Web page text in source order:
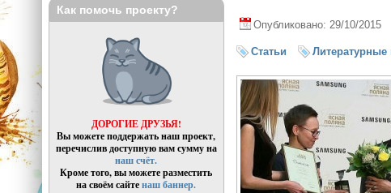
Опубликовано: 29/10/2015
Статьи
Как помочь проекту?
ДОРОГИЕ ДРУЗЬЯ!
Вы можете поддержать наш проект,
перечислив доступную вам сумму на
наш счёт.
Кроме того, вы можете разместить
на своём сайтенаш баннер.